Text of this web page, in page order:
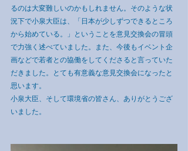
るのは大変難しいのかもしれません。そのような状
況下で小泉大臣は、「日本が少しずつできるところ
から始めている。」ということを意見交換会の冒頭
で力強く述べていました。また、今後もイベント企
画などで若者との協働をしてくださると言っていた
だきました。とても有意義な意見交換会になったと
思います。
小泉大臣、そして環境省の皆さん、ありがとうござ
いました。